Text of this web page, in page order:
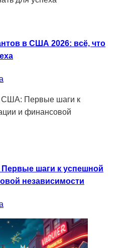
в США 2026: всё, что
шаги к успешной
независимости